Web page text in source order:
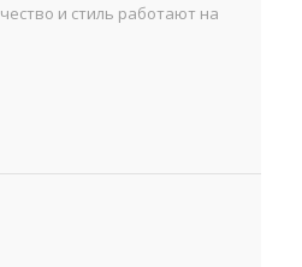
и стиль работают на